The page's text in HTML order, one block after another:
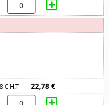
€ H.T 22,78 €